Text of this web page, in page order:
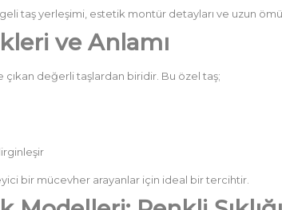
taş yerleşimi, estetik montür detayları ve uzun
ve Anlamı
çıkan değerli taşlardan biridir. Bu özel taş;
bir mücevher arayanlar için ideal bir tercihtir.